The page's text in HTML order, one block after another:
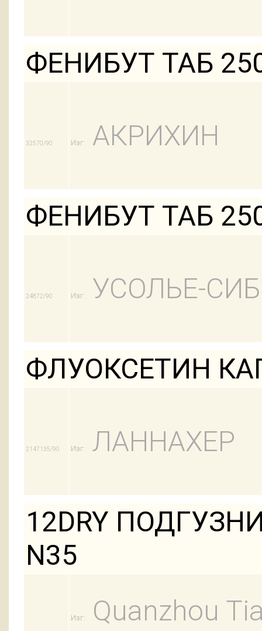
ФЕНИБУТ ТАБ
32570/90 Изг: АКРИХИН
ФЕНИБУТ ТАБ
24872/90 Изг: УСОЛЬЕ-
ФЛУОКСЕТИН
2147135/90 Изг: ЛАННАХЕР
12DRY
N35
Изг:
Quanzhou